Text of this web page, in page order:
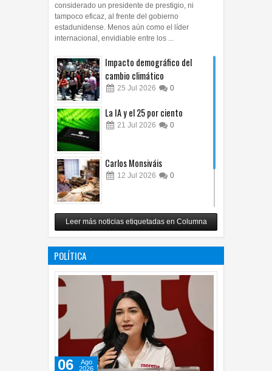
considerado un presidente de prestigio, ni
tampoco eficaz, al frente del gobierno
estadunidense. Menos aún como el líder
internacional, envidiable entre los ...
Impacto demográfico del
cambio climático
25 Jul 2026 0
La IA y el 25 por ciento
21 Jul 2026 0
Carlos Monsiváis
12 Jul 2026 0
Revuelo en la inteligencia
artificial
07 Jul 2026 0
Leer más noticias etiquetadas en Columna
POLÍTICA
06
Ago
2026